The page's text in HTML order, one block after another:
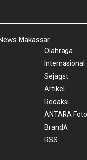
Makassar
Olahraga
Internasional
Sejagat
Artikel
Redaksi
ANTARA Foto
BrandA
RSS